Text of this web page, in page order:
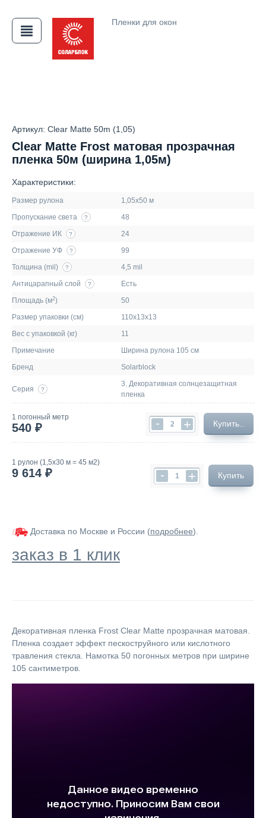
Пленки для окон
Артикул: Clear Matte 50m (1,05)
Clear Matte Frost матовая прозрачная
пленка 50м (ширина 1,05м)
Характеристики:
Размер рулона
1,05х50 м
Пропускание света
?
48
Отражение ИК
?
24
Отражение УФ
?
99
Толщина (mil)
?
4,5 mil
Антицарапный слой
?
Есть
Площадь (м2)
50
Размер упаковки (см)
110х13х13
Вес с упаковкой (кг)
11
Примечание
Ширина рулона 105 см
Бренд
Solarblock
Серия ?
3. Декоративная солнцезащитная
пленка
1 погонный метр
540 ₽ - + Купить..
1 рулон (1,5х30 м = 45 м2)
9 614 ₽ - + Купить
Доставка по Москве и России (подробнее).
заказ в 1 клик
Декоративная пленка Frost Clear Matte прозрачная матовая.
Пленка создает эффект пескоструйного или кислотного
травления стекла. Намотка 50 погонных метров при ширине
105 сантиметров.